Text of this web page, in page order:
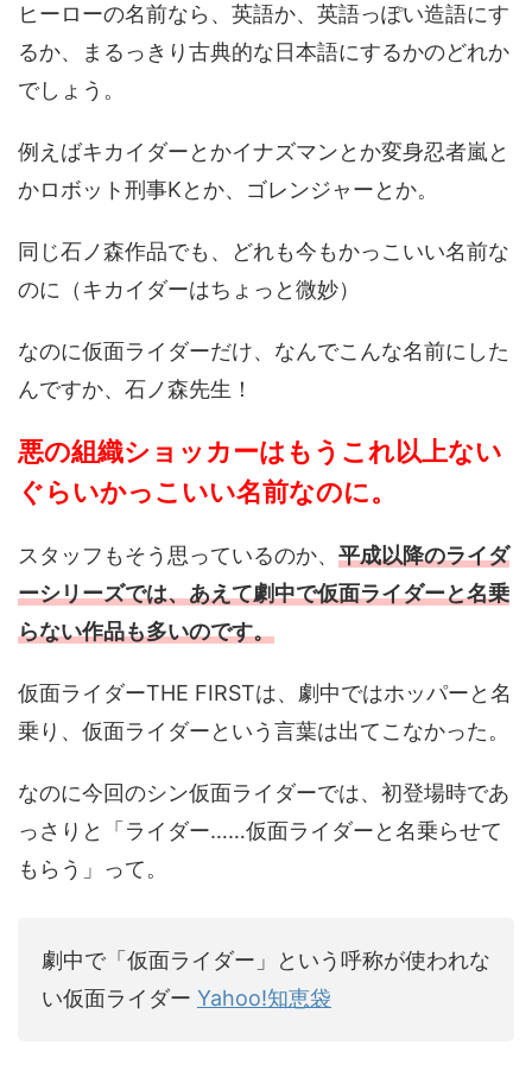
ヒーローの名前なら、英語か、英語っぽい造語にす
るか、まるっきり古典的な日本語にするかのどれか
でしょう。
例えばキカイダーとかイナズマンとか変身忍者嵐と
かロボット刑事Kとか、ゴレンジャーとか。
同じ石ノ森作品でも、どれも今もかっこいい名前な
のに（キカイダーはちょっと微妙）
なのに仮面ライダーだけ、なんでこんな名前にした
んですか、石ノ森先生！
悪の組織ショッカーはもうこれ以上ない
ぐらいかっこいい名前なのに。
スタッフもそう思っているのか、 平成以降のライダ
ーシリーズでは、あえて劇中で仮面ライダーと名乗
らない作品も多いのです。
仮面ライダーTHE FIRSTは、劇中ではホッパーと名
乗り、仮面ライダーという言葉は出てこなかった。
なのに今回のシン仮面ライダーでは、初登場時であ
っさりと「ライダー……仮面ライダーと名乗らせて
もらう」って。
劇中で「仮面ライダー」という呼称が使われな
い仮面ライダー Yahoo!知恵袋